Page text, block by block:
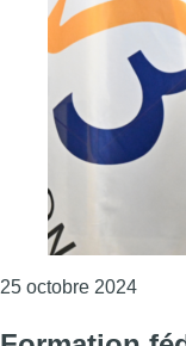
25 octobre 2024